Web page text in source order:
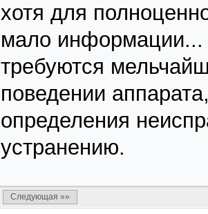
хотя для
мало информации...
требуются
поведении
определения
устранению.
Следующая »»